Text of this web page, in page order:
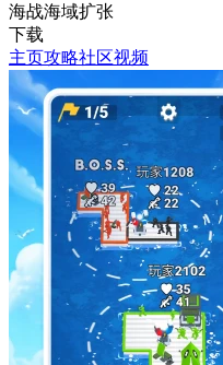
海战海域扩张
下载
主页攻略社区视频